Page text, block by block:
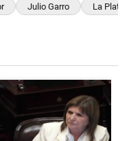
Julio Garro La Plata
"El Senado dio media
artículo de tendencia